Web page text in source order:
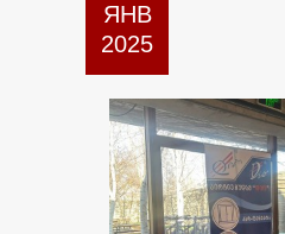
ЯНВ
2025